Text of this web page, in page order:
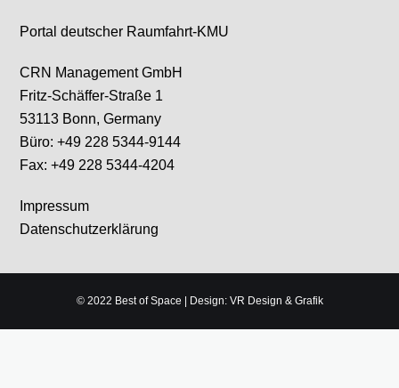
Portal deutscher Raumfahrt-KMU
CRN Management GmbH
Fritz-Schäffer-Straße 1
53113 Bonn, Germany
Büro: +49 228 5344-9144
Fax: +49 228 5344-4204
Impressum
Datenschutzerklärung
© 2022 Best of Space | Design: VR Design & Grafik